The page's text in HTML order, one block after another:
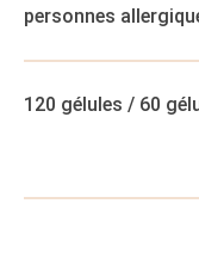
personnes
120 gélules / 60